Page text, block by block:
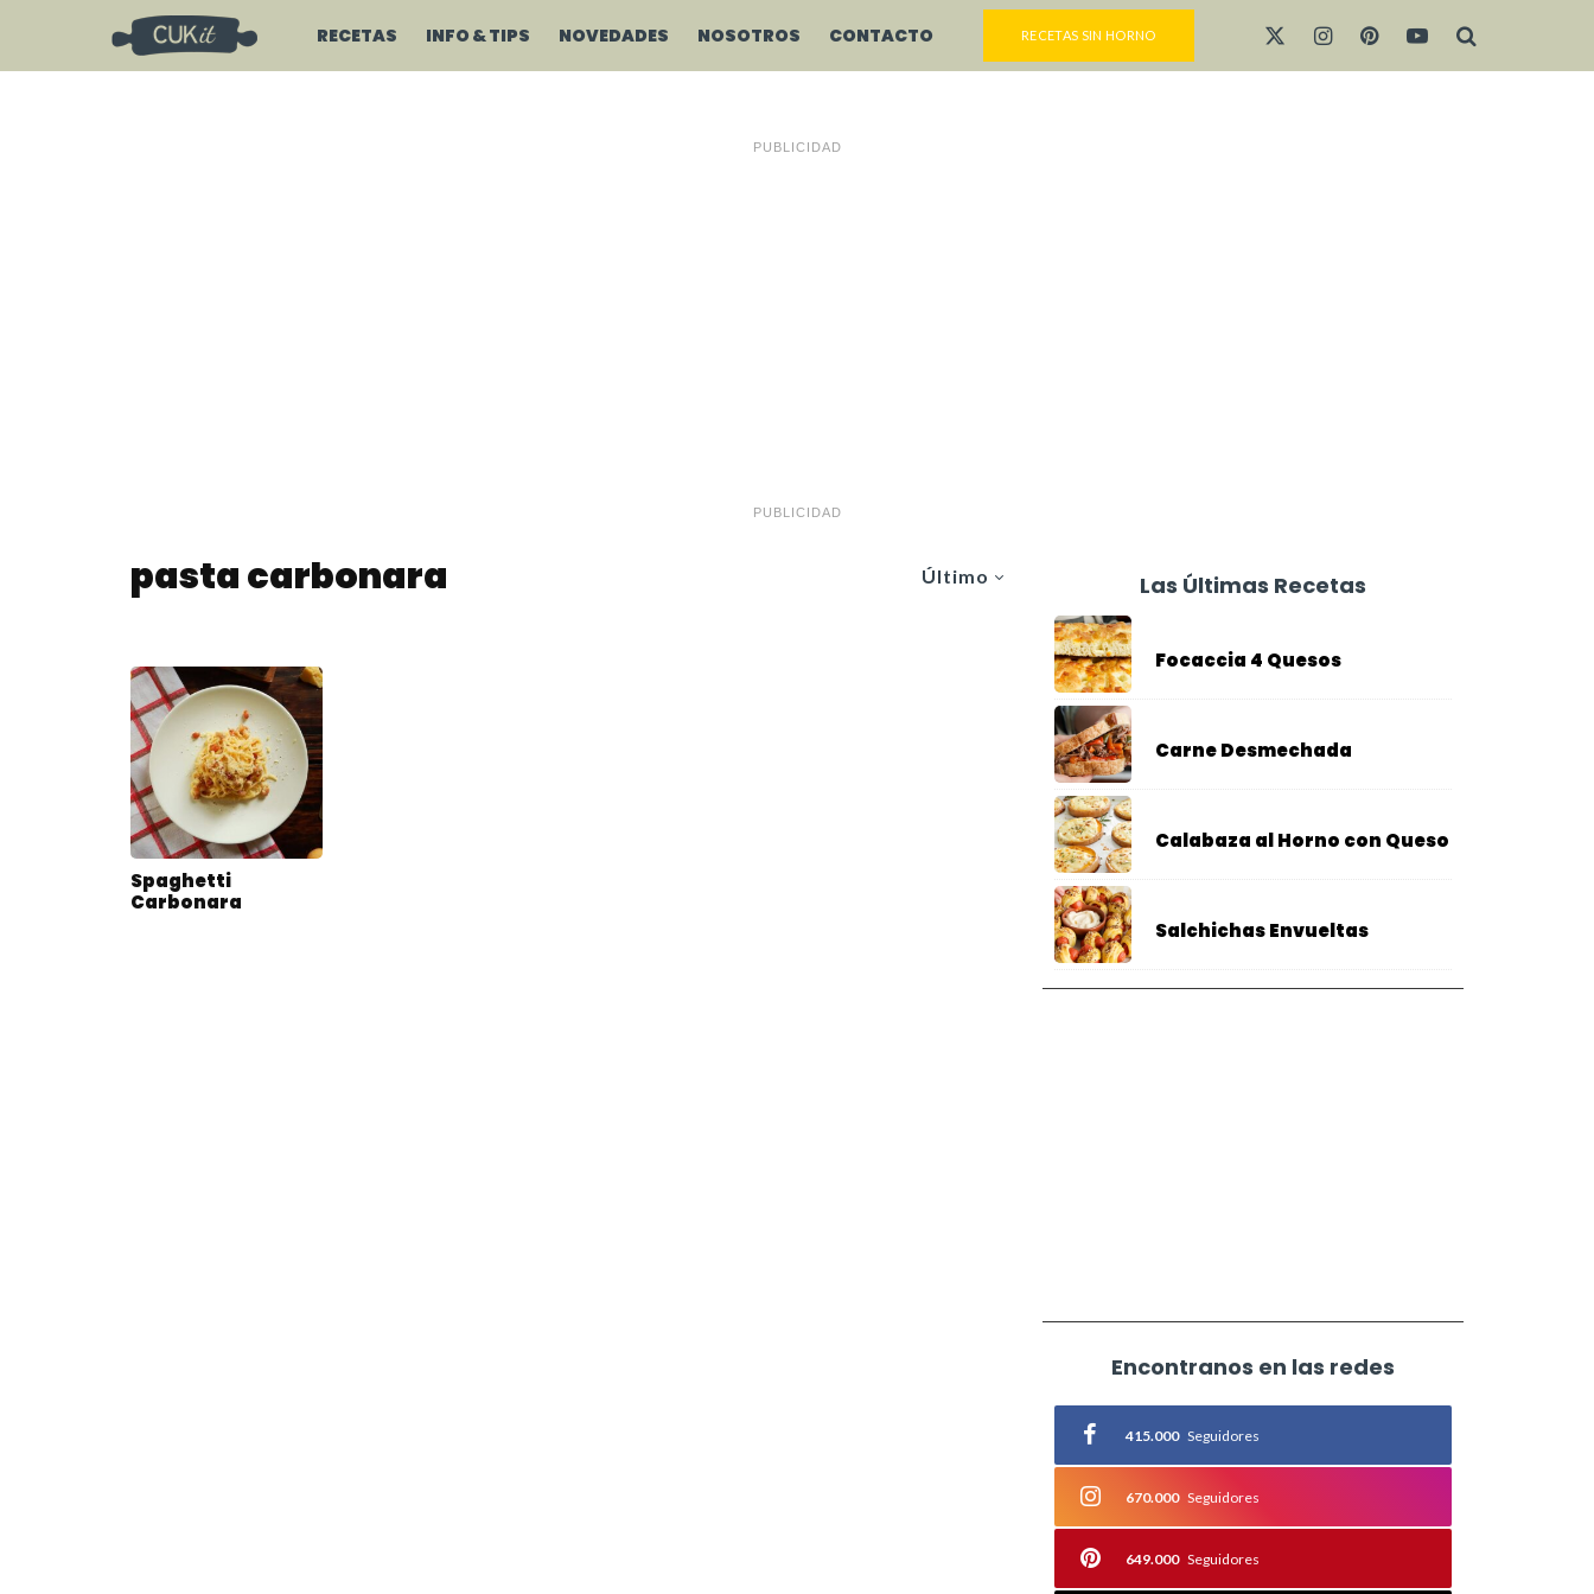
RECETAS INFO & TIPS NOVEDADES NOSOTROS CONTACTO RECETAS SIN HORNO
PUBLICIDAD
PUBLICIDAD
Último
pasta carbonara
Spaghetti
Carbonara
Las Últimas Recetas
Focaccia 4 Quesos
Carne Desmechada
Calabaza al Horno con Queso
Salchichas Envueltas
Encontranos en las redes
415.000 Seguidores
670.000 Seguidores
649.000 Seguidores